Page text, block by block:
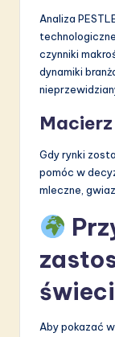
Analiza
czynniki
dynamiki
Macierz
Gdy rynki
pomóc w
mleczne,
Aby pokazać